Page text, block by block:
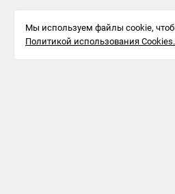
Мы используем файлы cookie,
Политикой использования Cookies.